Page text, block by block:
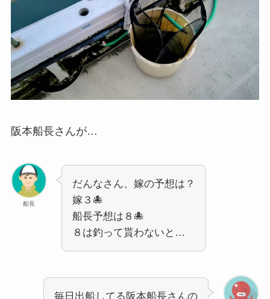
阪本船長さんが…
船長
だんなさん、嫁の予想は？
嫁３🐙
船長予想は８🐙
８は釣って貰わないと…
毎日出船してる阪本船長さんの